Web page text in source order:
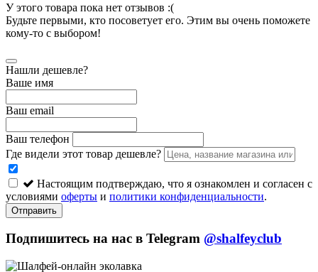
У этого товара пока нет отзывов :(
Будьте первыми, кто посоветует его. Этим вы очень поможете
кому-то с выбором!
Нашли дешевле?
Ваше имя
Ваш email
Ваш телефон
Где видели этот товар дешевле?
Настоящим подтверждаю, что я ознакомлен и согласен с
условиями оферты и политики конфиденциальности.
Отправить
Подпишитесь на нас в Telegram @shalfeyclub